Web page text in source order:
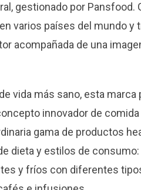
gestionado por Pansfood.
varios países del mundo y
acompañada de una
vida más sano, esta marca
innovador de comida
gama de productos
dieta y estilos de
y fríos con diferentes